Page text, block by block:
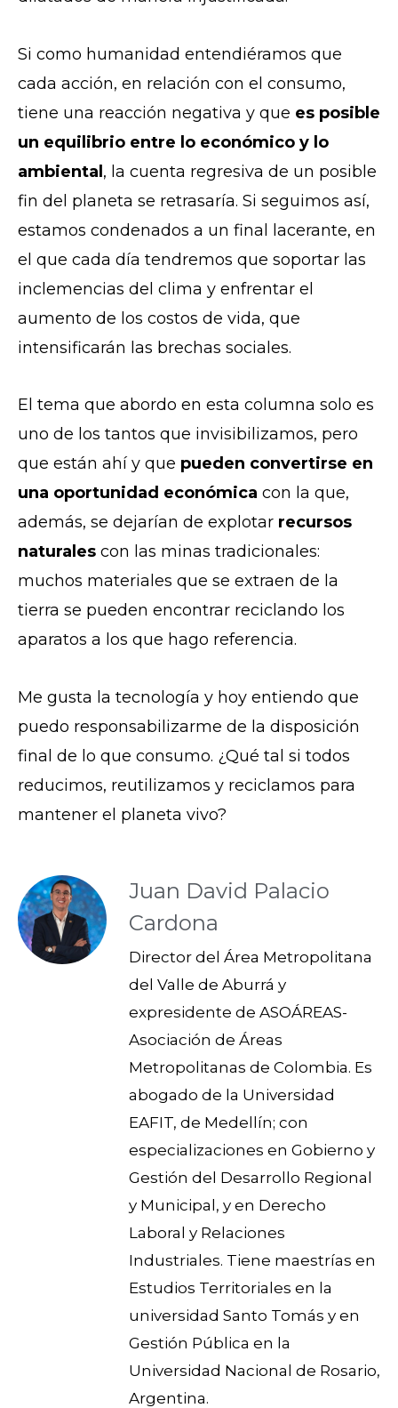
Si como humanidad entendiéramos que
cada acción, en relación con el consumo,
tiene una reacción negativa y que es posible
un equilibrio entre lo económico y lo
ambiental, la cuenta regresiva de un posible
fin del planeta se retrasaría. Si seguimos así,
estamos condenados a un final lacerante, en
el que cada día tendremos que soportar las
inclemencias del clima y enfrentar el
aumento de los costos de vida, que
intensificarán las brechas sociales.
El tema que abordo en esta columna solo es
uno de los tantos que invisibilizamos, pero
que están ahí y que pueden convertirse en
una oportunidad económica con la que,
además, se dejarían de explotar recursos
naturales con las minas tradicionales:
muchos materiales que se extraen de la
tierra se pueden encontrar reciclando los
aparatos a los que hago referencia.
Me gusta la tecnología y hoy entiendo que
puedo responsabilizarme de la disposición
final de lo que consumo. ¿Qué tal si todos
reducimos, reutilizamos y reciclamos para
mantener el planeta vivo?
Juan David Palacio
Cardona
Director del Área Metropolitana
del Valle de Aburrá y
expresidente de ASOÁREAS-
Asociación de Áreas
Metropolitanas de Colombia. Es
abogado de la Universidad
EAFIT, de Medellín; con
especializaciones en Gobierno y
Gestión del Desarrollo Regional
y Municipal, y en Derecho
Laboral y Relaciones
Industriales. Tiene maestrías en
Estudios Territoriales en la
universidad Santo Tomás y en
Gestión Pública en la
Universidad Nacional de Rosario,
Argentina.